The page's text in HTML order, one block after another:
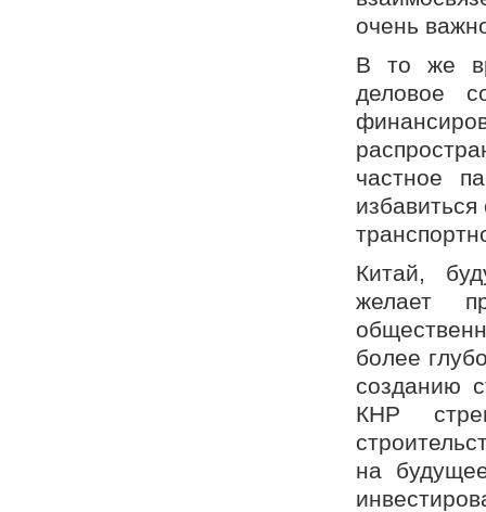
очень
В то же
деловое
частное
Китай,
желает
более
созданию
КНР
на